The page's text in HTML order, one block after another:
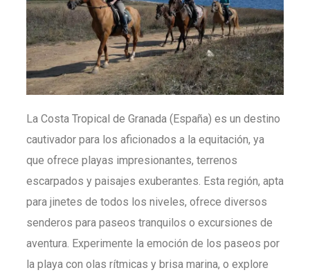
La Costa Tropical de Granada (España) es un destino
cautivador para los aficionados a la equitación, ya
que ofrece playas impresionantes, terrenos
escarpados y paisajes exuberantes. Esta región, apta
para jinetes de todos los niveles, ofrece diversos
senderos para paseos tranquilos o excursiones de
aventura. Experimente la emoción de los paseos por
la playa con olas rítmicas y brisa marina, o explore